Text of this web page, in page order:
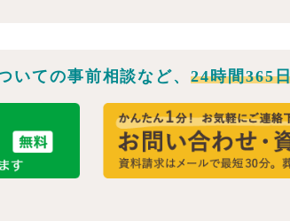
いての事前相談など、24時間365